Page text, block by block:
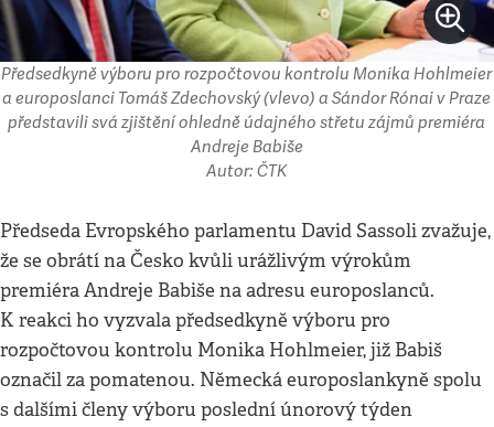
Předsedkyně výboru pro rozpočtovou kontrolu Monika Hohlmeier
a europoslanci Tomáš Zdechovský (vlevo) a Sándor Rónai v Praze
představili svá zjištění ohledně údajného střetu zájmů premiéra
Andreje Babiše
Autor: ČTK
Předseda Evropského parlamentu David Sassoli zvažuje,
že se obrátí na Česko kvůli urážlivým výrokům
premiéra Andreje Babiše na adresu europoslanců.
K reakci ho vyzvala předsedkyně výboru pro
rozpočtovou kontrolu Monika Hohlmeier, již Babiš
označil za pomatenou. Německá europoslankyně spolu
s dalšími členy výboru poslední únorový týden